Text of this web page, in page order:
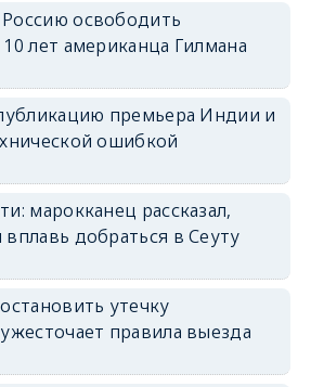
освободить
лет американца Гилмана
премьера Индии и
ошибкой
марокканец рассказал,
добраться в Сеуту
утечку
правила выезда